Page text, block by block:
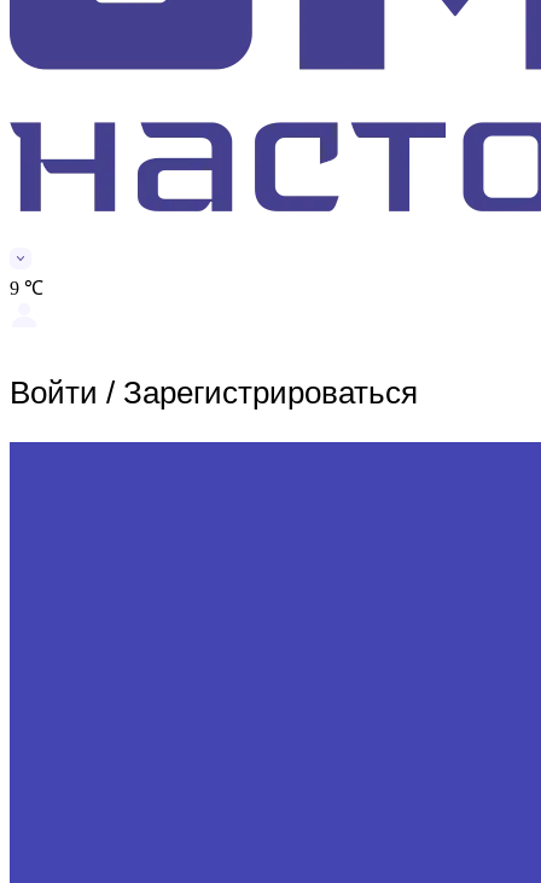
9 ℃
Войти / Зарегистрироваться